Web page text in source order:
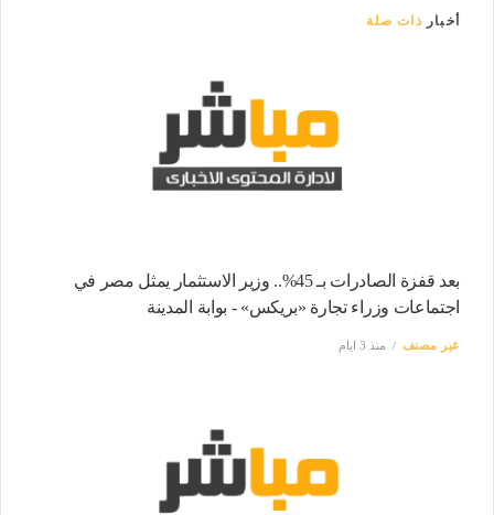
أخبار ذات صلة
بعد قفزة الصادرات بـ 45%.. وزير الاستثمار يمثل مصر في
اجتماعات وزراء تجارة «بريكس» - بوابة المدينة
غير مصنف منذ 3 ايام